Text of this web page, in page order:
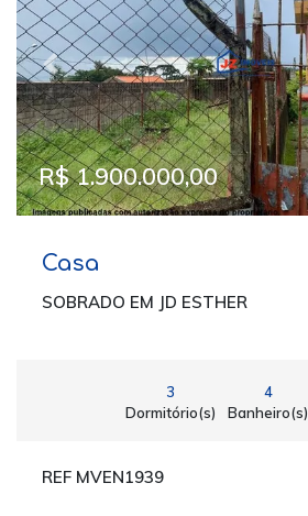
Previous
R$ 1.900.000,00
Casa
SOBRADO EM JD ESTHER
3
Dormitório(s)
4
Banheiro(s)
REF MVEN1939